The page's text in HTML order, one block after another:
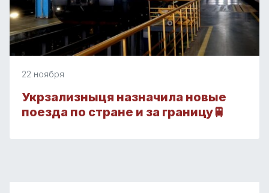
22 ноября
Укрзализныця назначила новые
поезда по стране и за границу🚆